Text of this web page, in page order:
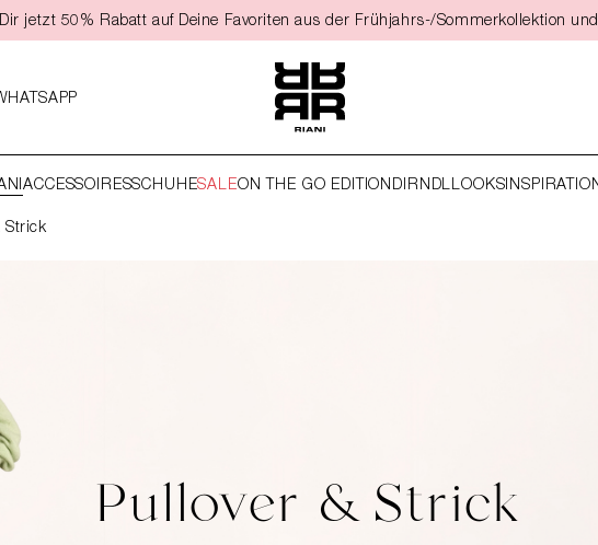
jetzt 50% Rabatt auf Deine Favoriten aus der Frühjahrs-/Sommerkollektion
ACCESSOIRESSCHUHESALEON THE GO EDITION DIRNDLLOOKS
Strick
Pullover & Strick